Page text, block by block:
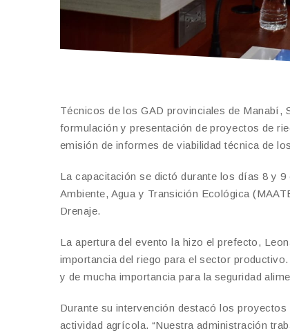
Técnicos de los GAD provinciales de Manabí,
formulación y presentación de proyectos de
emisión de informes de viabilidad técnica de
La capacitación se dictó durante los días 8 y
Ambiente, Agua y Transición Ecológica
Drenaje.
La apertura del evento la hizo el prefecto,
importancia del riego para el sector
y de mucha importancia para la seguridad
Durante su intervención destacó los
actividad agrícola. “Nuestra administración